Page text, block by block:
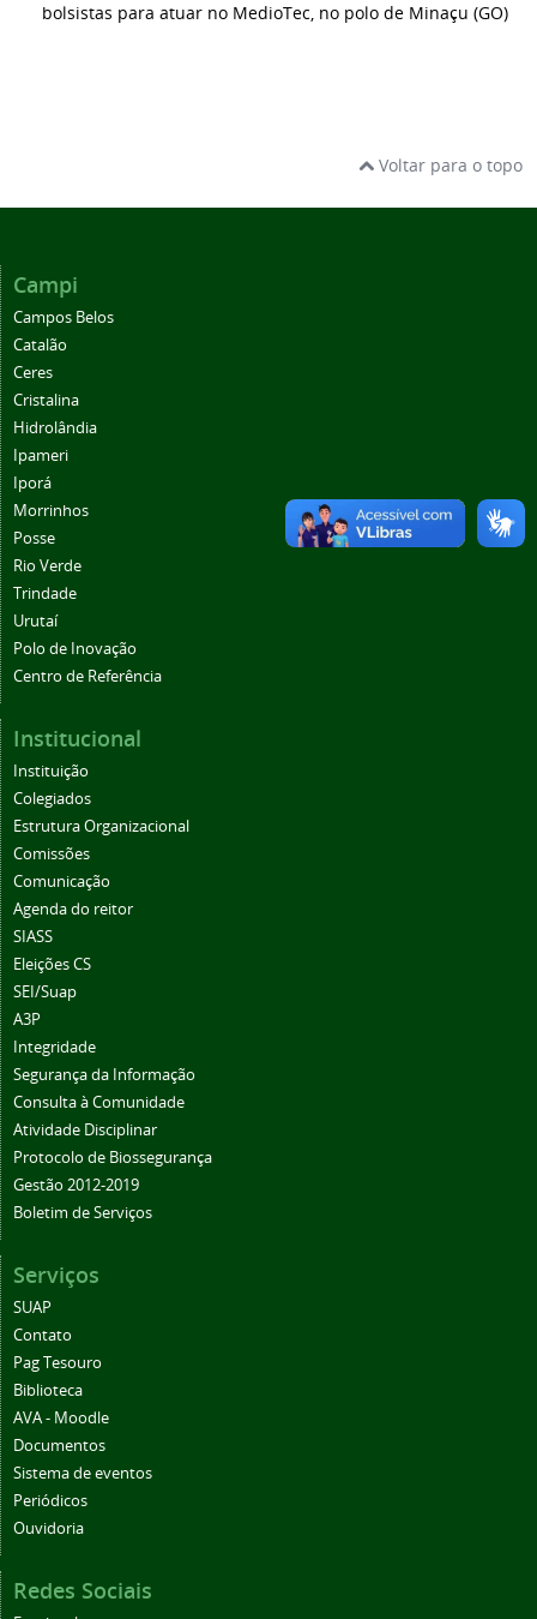
bolsistas para atuar no MedioTec, no polo de Minaçu (GO)
Voltar para o topo
Campi
Campos Belos
Catalão
Ceres
Cristalina
Hidrolândia
Ipameri
Iporá
Morrinhos
Posse
Rio Verde
Trindade
Urutaí
Polo de Inovação
Centro de Referência
Institucional
Instituição
Colegiados
Estrutura Organizacional
Comissões
Comunicação
Agenda do reitor
SIASS
Eleições CS
SEI/Suap
A3P
Integridade
Segurança da Informação
Consulta à Comunidade
Atividade Disciplinar
Protocolo de Biossegurança
Gestão 2012-2019
Boletim de Serviços
Serviços
SUAP
Contato
Pag Tesouro
Biblioteca
AVA - Moodle
Documentos
Sistema de eventos
Periódicos
Ouvidoria
Redes Sociais